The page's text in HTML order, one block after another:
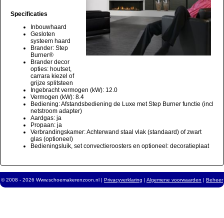
Specificaties
Inbouwhaard
Gesloten
systeem haard
Brander: Step
Burner®
Brander decor
opties: houtset,
carrara kiezel of
grijze splitsteen
Ingebracht vermogen (kW): 12.0
Vermogen (kW): 8.4
Bediening: Afstandsbediening de Luxe met Step Burner functie (incl
netstroom adapter)
Aardgas: ja
Propaan: ja
Verbrandingskamer: Achterwand staal vlak (standaard) of zwart
glas (optioneel)
Bedieningsluik, set convectieroosters en optioneel: decoratieplaat
© 2008 - 2026 Www.schoemakerenzoon.nl | Privacyverklaring | Algemene voorwaarden | Beheer